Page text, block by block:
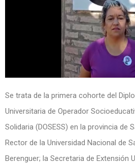
Se trata de la primera cohorte del
Universitaria de Operador
Solidaria (DOSESS) en la provincia de
Rector de la Universidad Nacional de
Berenguer; la Secretaria de Extensión